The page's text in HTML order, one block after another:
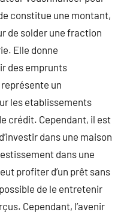
constitue une montant,
de solder une fraction
Elle donne
des emprunts
un
les etablissements
crédit. Cependant, il est
dans une maison
dans une
profiter d’un prêt sans
de le entretenir
Cependant, l’avenir